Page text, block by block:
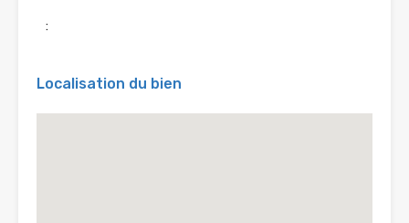
:
Localisation du bien